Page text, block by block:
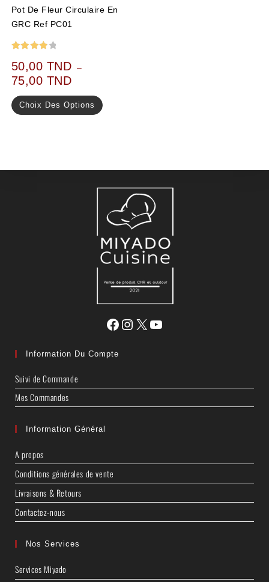
Pot De Fleur Circulaire En
GRC Ref PC01
4.00
sur 5
50,00 TND –
75,00 TND
Choix Des Options
Information Du Compte
Suivi de Commande
Mes Commandes
Information Général
A propos
Conditions générales de vente
Livraisons & Retours
Contactez-nous
Nos Services
Services Miyado